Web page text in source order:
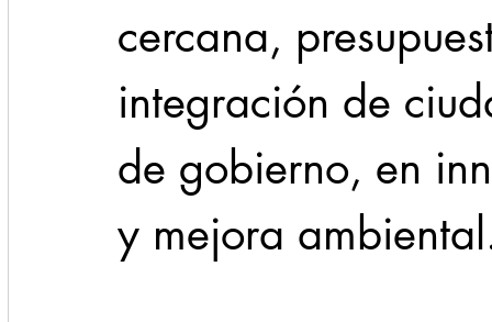
cercana,
integración de
de gobierno, en
y mejora